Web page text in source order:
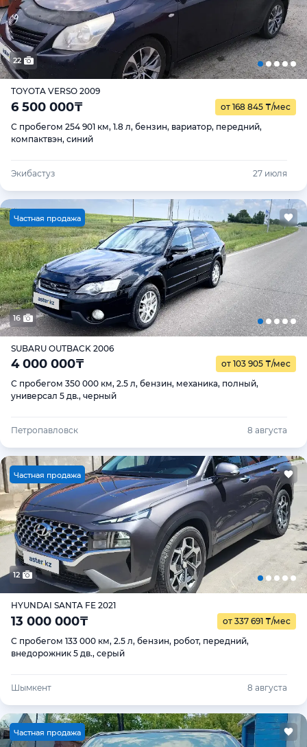
22
TOYOTA VERSO 2009
6 500 000₸ от 168 845 ₸/мес
С пробегом 254 901 км, 1.8 л, бензин, вариатор, передний,
компактвэн, синий
Экибастуз 27 июля
Частная продажа
16
SUBARU OUTBACK 2006
4 000 000₸ от 103 905 ₸/мес
С пробегом 350 000 км, 2.5 л, бензин, механика, полный,
универсал 5 дв., черный
Петропавловск 8 августа
Частная продажа
12
HYUNDAI SANTA FE 2021
13 000 000₸ от 337 691 ₸/мес
С пробегом 133 000 км, 2.5 л, бензин, робот, передний,
внедорожник 5 дв., серый
Шымкент 8 августа
Частная продажа